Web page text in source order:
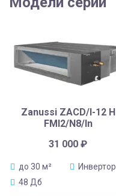
Zanussi ZACD/I-12 H
FMI2/N8/In
31 000₽
до 30 м²
Инвертор
48 Дб